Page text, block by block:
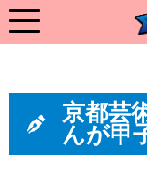
京都芸
んが甲